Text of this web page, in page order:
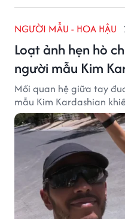
NGƯỜI MẪU - HOA HẬU
Loạt ảnh hẹn hò
người mẫu Kim
Mối quan hệ giữa tay
mẫu Kim Kardashian